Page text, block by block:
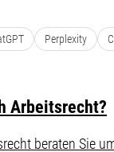
Perplexity
Arbeitsrecht?
beraten Sie